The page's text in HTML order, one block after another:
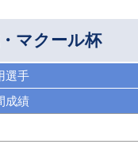
マクール杯
選手
成績